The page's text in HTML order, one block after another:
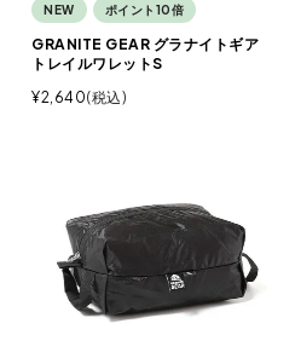
NEW ポイント10倍
GRANITE GEAR グラナイトギア
トレイルワレットS
¥2,640 税込